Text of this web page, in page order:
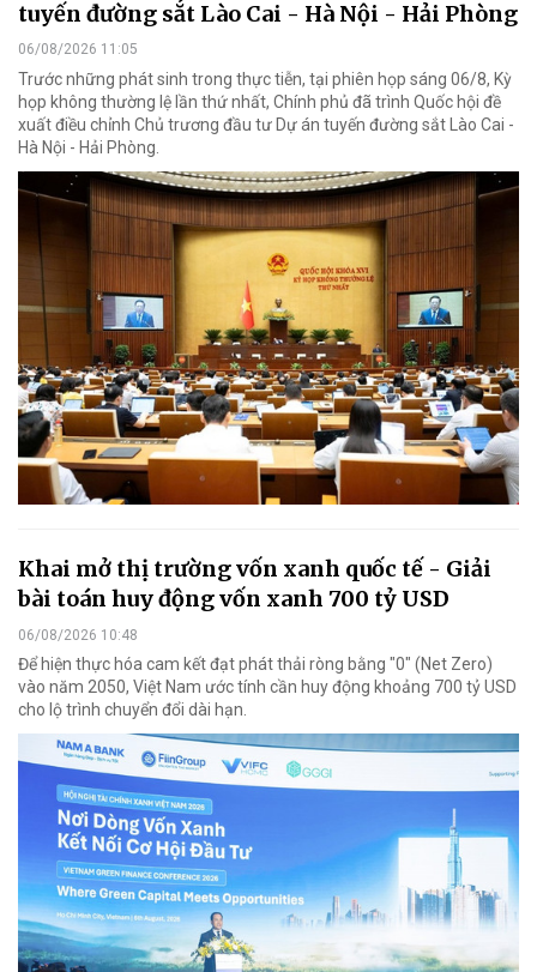
tuyến đường sắt Lào Cai - Hà Nội - Hải Phòng
06/08/2026 11:05
Trước những phát sinh trong thực tiễn, tại phiên họp sáng 06/8, Kỳ
họp không thường lệ lần thứ nhất, Chính phủ đã trình Quốc hội đề
xuất điều chỉnh Chủ trương đầu tư Dự án tuyến đường sắt Lào Cai -
Hà Nội - Hải Phòng.
Khai mở thị trường vốn xanh quốc tế - Giải
bài toán huy động vốn xanh 700 tỷ USD
06/08/2026 10:48
Để hiện thực hóa cam kết đạt phát thải ròng bằng "0" (Net Zero)
vào năm 2050, Việt Nam ước tính cần huy động khoảng 700 tỷ USD
cho lộ trình chuyển đổi dài hạn.